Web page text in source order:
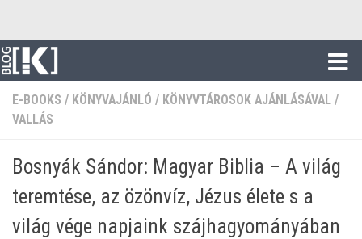
E-BOOKS / KÖNYVAJÁNLÓ / KÖNYVTÁROSOK AJÁNLÁSÁVAL /
VALLÁS
Bosnyák Sándor: Magyar Biblia – A világ
teremtése, az özönvíz, Jézus élete s a
világ vége napjaink szájhagyományában